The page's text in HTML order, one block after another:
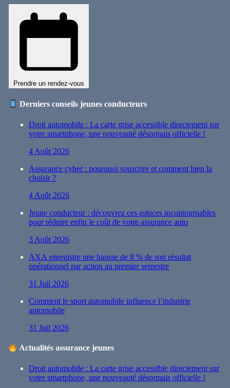
Prendre un rendez-vous
Derniers conseils jeunes conducteurs
Droit automobile : La carte grise accessible directement sur
votre smartphone, une nouveauté désormais officielle !
4 Août 2026
Assurance cyber : pourquoi souscrire et comment bien la
choisir ?
4 Août 2026
Jeune conducteur : découvrez ces astuces incontournables
pour réduire enfin le coût de votre assurance auto
3 Août 2026
AXA enregistre une hausse de 8 % de son résultat
opérationnel par action au premier semestre
31 Juil 2026
Comment le sport automobile influence l’industrie
automobile
31 Juil 2026
Actualités assurance jeunes
Droit automobile : La carte grise accessible directement sur
votre smartphone, une nouveauté désormais officielle !